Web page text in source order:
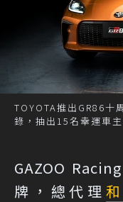
TOYOTA推出GR86十
錄，抽出15名幸運車
GAZOO
牌，總代理